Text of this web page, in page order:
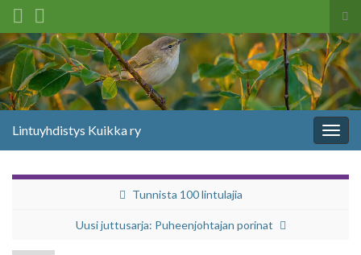
Search for:
Lintuyhdistys Kuikka ry
Tunnista 100 lintulajia
Uusi juttusarja: Puheenjohtajan porinat